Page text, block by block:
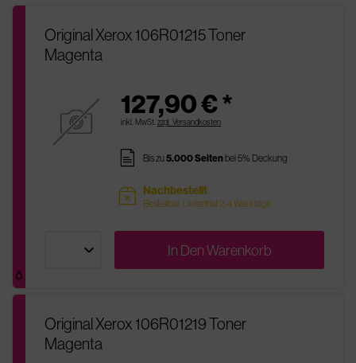
Original Xerox 106R01215 Toner
Magenta
127,90 € *
inkl. MwSt. zzgl. Versandkosten
pages Bis zu5.000 Seitenbei 5% Deckung
sold Nachbestellt
Bestellbar, Lieferfrist 2-4 Werktage
In DenWarenkorb
Original Xerox 106R01219 Toner
Magenta